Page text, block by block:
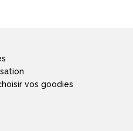
vos goodies